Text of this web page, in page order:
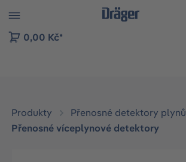
to B2B platform navigation
0,00 Kč*
Produkty
Přenosné detektory plynů
Přenosné víceplynové detektory